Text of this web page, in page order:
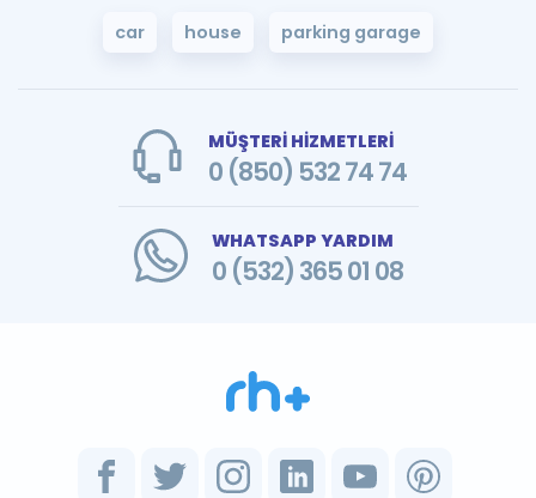
car house parking garage
MÜŞTERİ HİZMETLERİ
0 (850) 532 74 74
WHATSAPP YARDIM
0 (532) 365 01 08